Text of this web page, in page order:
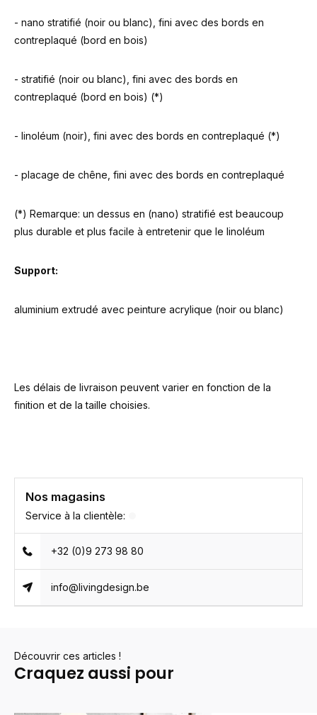
- nano stratifié (noir ou blanc), fini avec des bords en
contreplaqué (bord en bois)
- stratifié (noir ou blanc), fini avec des bords en
contreplaqué (bord en bois) (*)
- linoléum (noir), fini avec des bords en contreplaqué (*)
- placage de chêne, fini avec des bords en contreplaqué
(*) Remarque: un dessus en (nano) stratifié est beaucoup
plus durable et plus facile à entretenir que le linoléum
Support:
aluminium extrudé avec peinture acrylique (noir ou blanc)
Les délais de livraison peuvent varier en fonction de la
finition et de la taille choisies.
Nos magasins
Service à la clientèle:
+32 (0)9 273 98 80
info@livingdesign.be
Découvrir ces articles !
Craquez aussi pour